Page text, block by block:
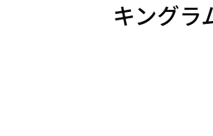
キングラ